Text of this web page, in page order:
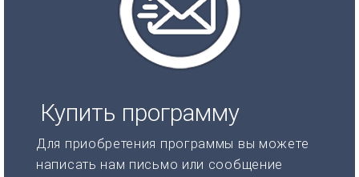
Купить программу
Для приобретения программы вы можете
написать нам письмо или сообщение